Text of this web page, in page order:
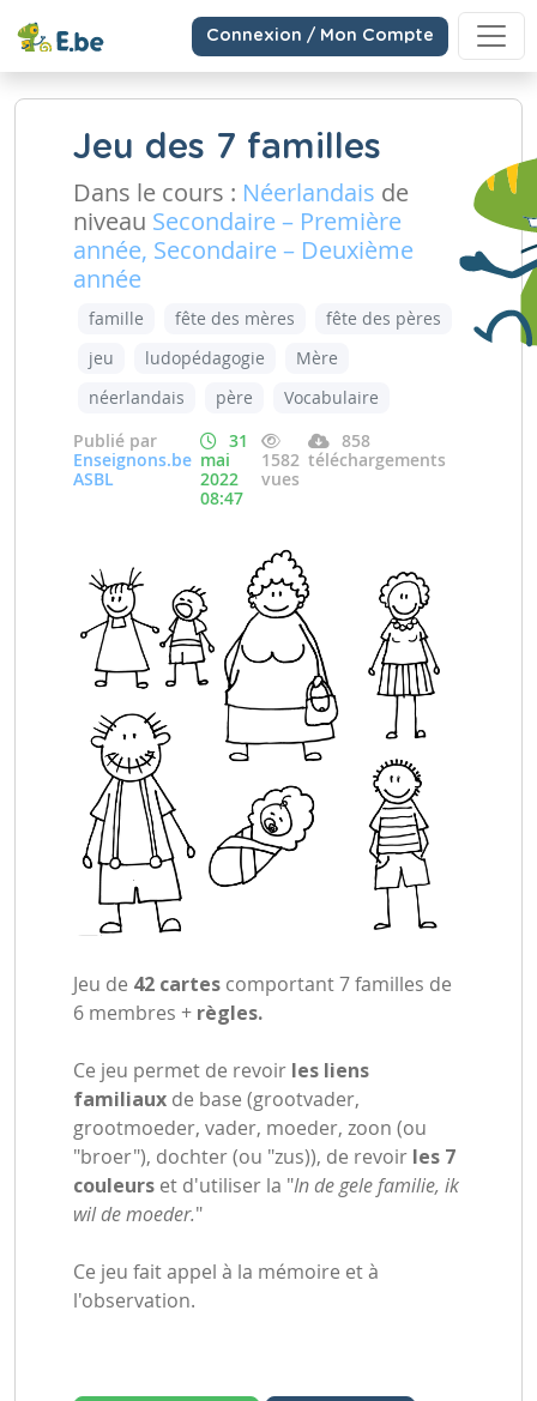
Connexion / Mon Compte
Jeu des 7 familles
Dans le cours : Néerlandais de
niveau Secondaire – Première
année, Secondaire – Deuxième
année
famille fête des mères
fête des pères
jeu
ludopédagogie
Mère
néerlandais
père
Vocabulaire
Publié par
Enseignons.be
ASBL
31
mai
2022
08:47
1582
vues
858
téléchargements
Jeu de 42 cartes comportant 7 familles de
6 membres + règles.
Ce jeu permet de revoir les liens
familiaux de base (grootvader,
grootmoeder, vader, moeder, zoon (ou
"broer"), dochter (ou "zus)), de revoir les 7
couleurs et d'utiliser la "In de gele familie, ik
wil de moeder."
Ce jeu fait appel à la mémoire et à
l'observation.